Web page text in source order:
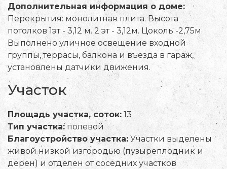
Дополнительная информация о доме:
Перекрытия: монолитная плита. Высота
потолков 1эт - 3,12 м. 2 эт - 3,12м. Цоколь -2,75м
Выполнено уличное освещение входной
группы, террасы, балкона и въезда в гараж,
установлены датчики движения.
Участок
Площадь участка, соток: 13
Тип участка: полевой
Благоустройство участка: Участки выделены
живой низкой изгородью (пузыреплодник и
дерен) и отделен от соседних участков